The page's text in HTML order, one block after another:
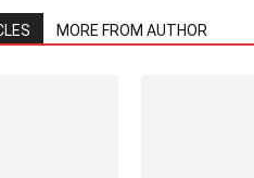
MORE FROM AUTHOR